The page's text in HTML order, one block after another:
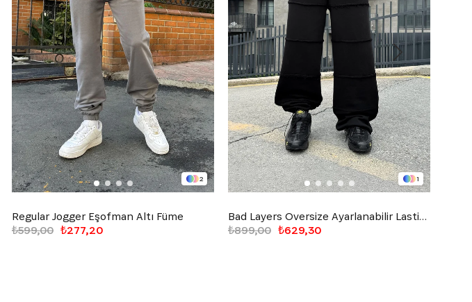
2
Regular Jogger Eşofman Altı Füme
₺277,20
₺599,00
1
Bad Layers Oversize Ayarlanabilir Lastikli Eşofman Siyah
₺629,30
₺899,00